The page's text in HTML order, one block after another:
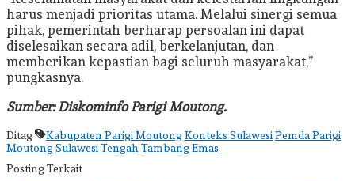
harus menjadi prioritas utama. Melalui sinergi semua
pihak, pemerintah berharap persoalan ini dapat
diselesaikan secara adil, berkelanjutan, dan
memberikan kepastian bagi seluruh masyarakat,”
pungkasnya.
Sumber: Diskominfo Parigi Moutong.
Ditag Kabupaten Parigi Moutong Konteks Sulawesi Pemda Parigi
Moutong Sulawesi Tengah Tambang Emas
Posting Terkait